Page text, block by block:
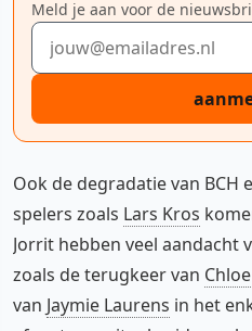
Meld je aan voor de
E-mailadres
Ook de degradatie van BCH
spelers zoals Lars Kros
Jorrit hebben veel aandacht
zoals de terugkeer van
van Jaymie Laurens in het